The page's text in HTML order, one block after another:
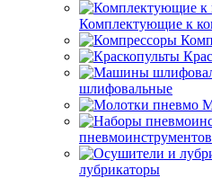
Комплектующие к
шлифовальные
пневмоинструментов
лубрикаторы